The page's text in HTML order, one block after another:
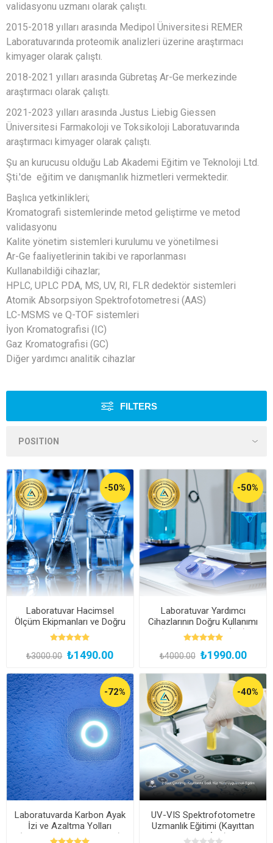
validasyonu uzmanı olarak çalıştı.
2015-2018 yılları arasında Medipol Üniversitesi REMER
Laboratuvarında proteomik analizleri üzerine araştırmacı
kimyager olarak çalıştı.
2018-2021 yılları arasında Gübretaş Ar-Ge merkezinde
araştırmacı olarak çalıştı.
2021-2023 yılları arasında Justus Liebig Giessen
Üniversitesi Farmakoloji ve Toksikoloji Laboratuvarında
araştırmacı kimyager olarak çalıştı.
Şu an kurucusu olduğu Lab Akademi Eğitim ve Teknoloji Ltd.
Şti.'de eğitim ve danışmanlık hizmetleri vermektedir.
Başlıca yetkinlikleri;
Kromatografi sistemlerinde metod geliştirme ve metod
validasyonu
Kalite yönetim sistemleri kurulumu ve yönetilmesi
Ar-Ge faaliyetlerinin takibi ve raporlanması
Kullanabildiği cihazlar;
HPLC, UPLC PDA, MS, UV, RI, FLR dedektör sistemleri
Atomik Absorpsiyon Spektrofotometresi (AAS)
LC-MSMS ve Q-TOF sistemleri
İyon Kromatografisi (IC)
Gaz Kromatografisi (GC)
Diğer yardımcı analitik cihazlar
FILTERS
-50%
Laboratuvar Hacimsel
Ölçüm Ekipmanları ve Doğru
Kullanımı (Kayıttan Hemen
İzle)
₺3000.00 ₺1490.00
-50%
Laboratuvar Yardımcı
Cihazlarının Doğru Kullanımı
(Kayıttan Hemen İzle)
₺4000.00 ₺1990.00
-72%
Laboratuvarda Karbon Ayak
İzi ve Azaltma Yolları
(Çevrimiçi ve Canlı Eğitim)
-40%
UV-VIS Spektrofotometre
Uzmanlık Eğitimi (Kayıttan
Hemen İzle)